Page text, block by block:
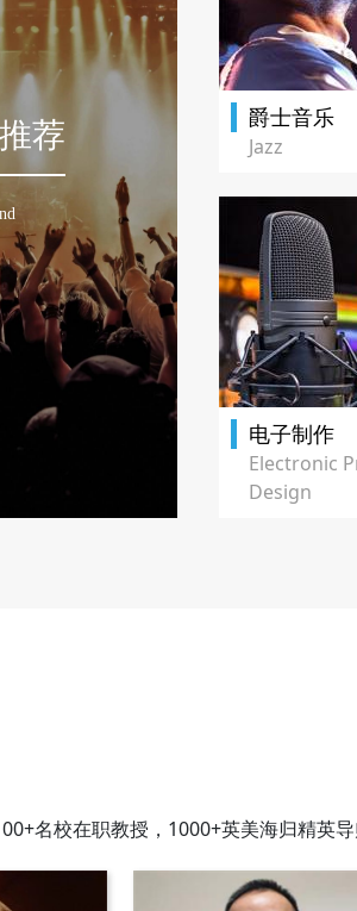
荐 爵士音乐
Jazz
电子制作
Electronic
Design
名校在职教授，1000+英美海归精英